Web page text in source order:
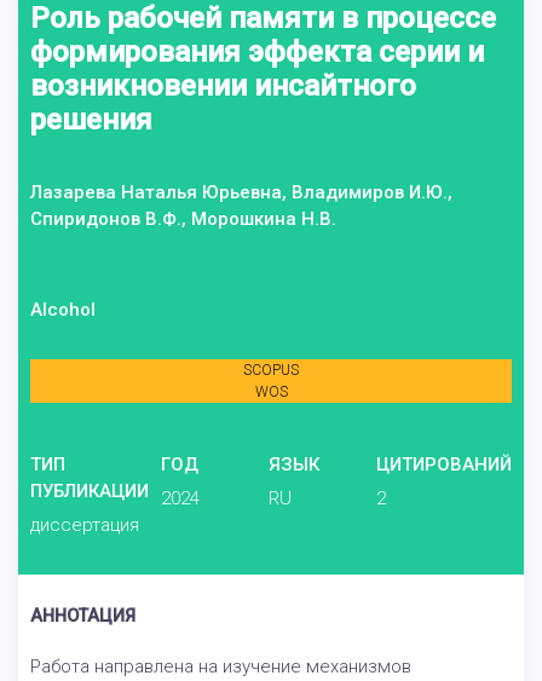
Роль рабочей памяти в процессе
формирования эффекта серии и
возникновении инсайтного
решения
Лазарева Наталья Юрьевна, Владимиров И.Ю.,
Спиридонов В.Ф., Морошкина Н.В.
Alcohol
SCOPUS
WOS
ТИП
ПУБЛИКАЦИИ
диссертация
ГОД
2024
ЯЗЫК
RU
ЦИТИРОВАНИЙ
2
АННОТАЦИЯ
Работа направлена на изучение механизмов